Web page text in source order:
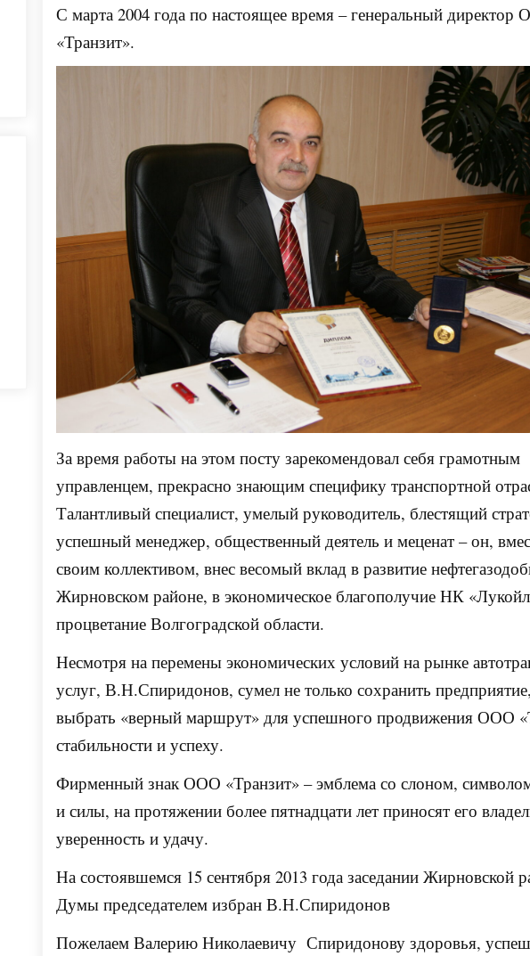
С марта 2004 года по настоящее время – генеральный
«Транзит».
За время работы на этом посту зарекомендовал себя грамотным
управленцем, прекрасно знающим специфику транспортной
Талантливый специалист, умелый руководитель, блестящий
успешный менеджер, общественный деятель и меценат – он,
своим коллективом, внес весомый вклад в развитие
Жирновском районе, в экономическое благополучие НК
процветание Волгоградской области.
Несмотря на перемены экономических условий на рынке
услуг, В.Н.Спиридонов, сумел не только сохранить
выбрать «верный маршрут» для успешного продвижения ООО
стабильности и успеху.
Фирменный знак ООО «Транзит» – эмблема со слоном,
и силы, на протяжении более пятнадцати лет приносят его
уверенность и удачу.
На состоявшемся 15 сентября 2013 года заседании Жирновской
Думы председателем избран В.Н.Спиридонов
Пожелаем Валерию Николаевичу Спиридонову здоровья,